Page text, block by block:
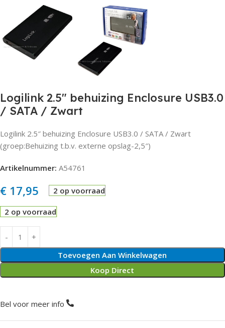
Logilink 2.5″ behuizing Enclosure USB3.0
/ SATA / Zwart
Logilink 2.5″ behuizing Enclosure USB3.0 / SATA / Zwart
(groep:Behuizing t.b.v. externe opslag-2,5″)
Artikelnummer: A54761
€ 17,95 2 op voorraad
2 op voorraad
Toevoegen Aan Winkelwagen
Koop Direct
Bel voor meer info